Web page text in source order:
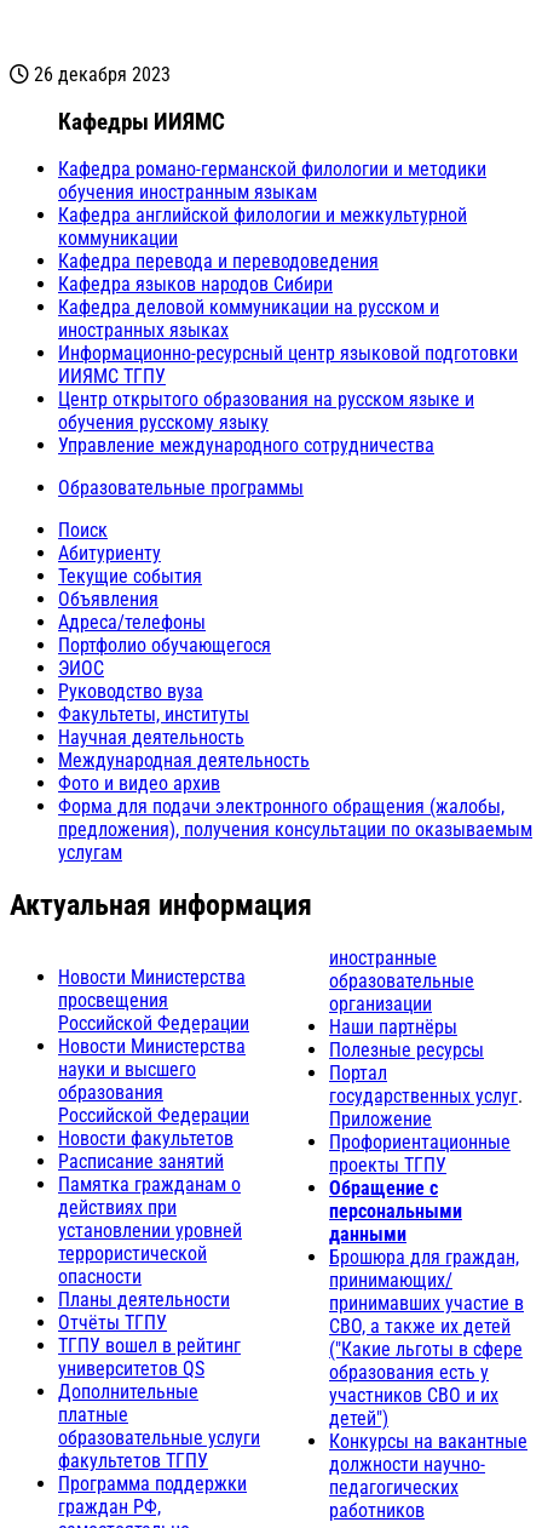
26 декабря 2023
Кафедры ИИЯМС
Кафедра романо-германской филологии и методики
обучения иностранным языкам
Кафедра английской филологии и межкультурной
коммуникации
Кафедра перевода и переводоведения
Кафедра языков народов Сибири
Кафедра деловой коммуникации на русском и
иностранных языках
Информационно-ресурсный центр языковой подготовки
ИИЯМС ТГПУ
Центр открытого образования на русском языке и
обучения русскому языку
Управление международного сотрудничества
Образовательные программы
Поиск
Абитуриенту
Текущие события
Объявления
Адреса/телефоны
Портфолио обучающегося
ЭИОС
Руководство вуза
Факультеты, институты
Научная деятельность
Международная деятельность
Фото и видео архив
Форма для подачи электронного обращения (жалобы,
предложения), получения консультации по оказываемым
услугам
Актуальная информация
Новости Министерства
просвещения
Российской Федерации
Новости Министерства
науки и высшего
образования
Российской Федерации
Новости факультетов
Расписание занятий
Памятка гражданам о
действиях при
установлении уровней
террористической
опасности
Планы деятельности
Отчёты ТГПУ
ТГПУ вошел в рейтинг
университетов QS
Дополнительные
платные
образовательные услуги
факультетов ТГПУ
Программа поддержки
граждан РФ,
иностранные
образовательные
организации
Наши партнёры
Полезные ресурсы
Портал
государственных услуг.
Приложение
Профориентационные
проекты ТГПУ
Обращение с
персональными
данными
Брошюра для граждан,
принимающих/
принимавших участие в
СВО, а также их детей
("Какие льготы в сфере
образования есть у
участников СВО и их
детей")
Конкурсы на вакантные
должности научно-
педагогических
работников